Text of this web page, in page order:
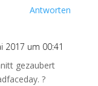
Antworten
2017 um 00:41
gezaubert
?